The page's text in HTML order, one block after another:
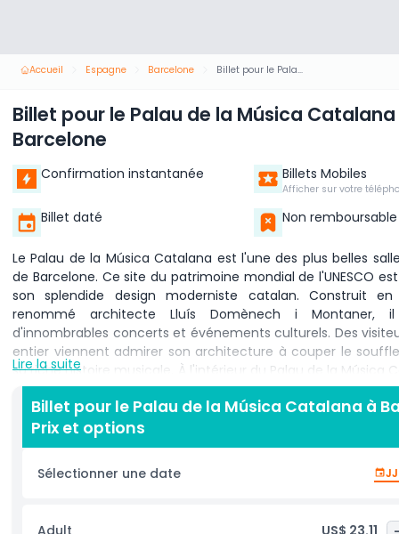
Accueil Espagne Barcelone Billet pour le Palau de la Música Catalana à Barcelone
Billet pour le Palau de la Música
Barcelone
Confirmation instantanée Billets Mobiles
Afficher sur votre
Billet daté Non remboursable
Le Palau de la Música Catalana est l'une des plus belles
de Barcelone. Ce site du patrimoine mondial de l'UNESCO
son splendide design moderniste catalan. Construit
renommé architecte Lluís Domènech i Montaner,
d'innombrables concerts et événements culturels. Des
entier viennent admirer son architecture à couper le
sa riche histoire musicale. À l'intérieur du Palau de la Música
trouverez un mélange incroyable d'art et de design. Le puits
vitrail inonde la salle de lumière naturelle, créant une
magique. Les murs sont recouverts de mosaïques
sculptures décorent chaque recoin. Chaque détail de
reflète la beauté du modernisme catalan. Visiter le
Catalana est une expérience inoubliable. Vous pouvez
davantage sur son histoire et son architecture. Une
Lire la suite
Billet pour le Palau de la Música Catalana à
Prix et options
Sélectionner une date